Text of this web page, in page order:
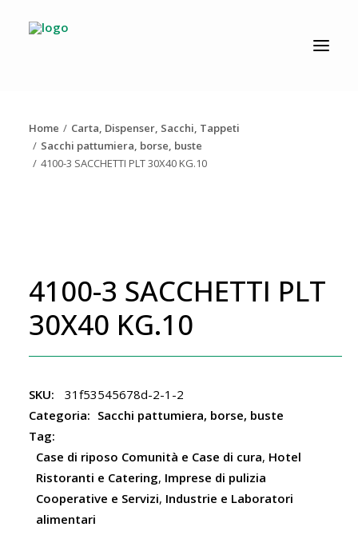
AZIENDA
NEWS
Ricerca
Home
Carta, Dispenser, Sacchi, Tappeti
Sacchi pattumiera, borse, buste
4100-3 SACCHETTI PLT 30X40 KG.10
4100-3 SACCHETTI PLT
30X40 KG.10
SKU:
31f53545678d-2-1-2
Categoria: Sacchi pattumiera, borse, buste
Tag:
Case di riposo Comunità e Case di cura, Hotel
Ristoranti e Catering, Imprese di pulizia
Cooperative e Servizi, Industrie e Laboratori
alimentari